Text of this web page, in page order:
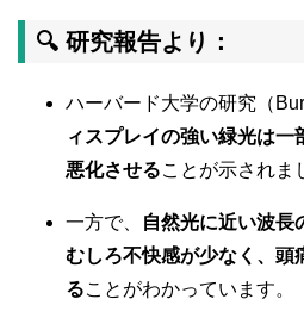
🔍 研究報告より：
ハーバード大学の研究（
ィスプレイの強い緑光は
悪化させることが示されま
一方で、
自然光に近い波長
むしろ不快感が少なく、頭
ることがわかっています。